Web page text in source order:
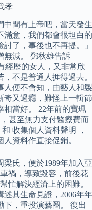
孝
中間有上帝吧，當天發生
滿意，我們都會很坦白的
了，事後也不再提。」
無減。 鄧秋雄告訴
經歷的女人，又非常欣
不是普通人捱得過去。
人便不會知，由藝人和製
奇又過癮，難怪上一輯節
相當好。 22年前的寶珮
甚至無力支付醫療費而
收集個人資料聲明 ，
資料作直接促銷。
氏，便於1989年加入亞
禍，導致毀容，前後花
忙解決經濟上的困難。
述其生命見證，2006年年
下，重投演藝圈。 復出